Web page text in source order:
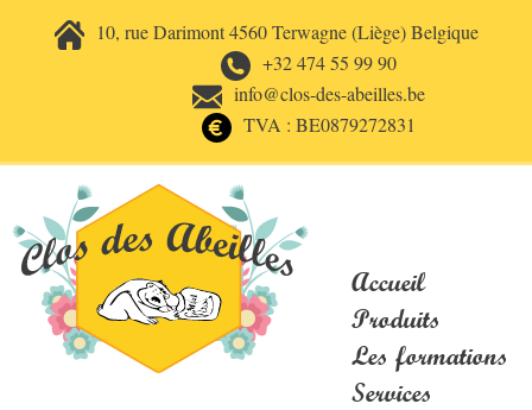
10, rue Darimont 4560 Terwagne (Liège) Belgique
+32 474 55 99 90
info@clos-des-abeilles.be
TVA : BE0879272831
Accueil
Produits
Les formations
Services